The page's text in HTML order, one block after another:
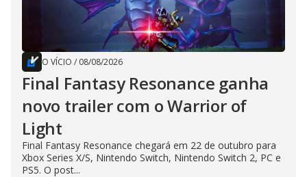
O VÍCIO / 08/08/2026
Final Fantasy Resonance ganha
novo trailer com o Warrior of
Light
Final Fantasy Resonance chegará em 22 de outubro para
Xbox Series X/S, Nintendo Switch, Nintendo Switch 2, PC e
PS5. O post...